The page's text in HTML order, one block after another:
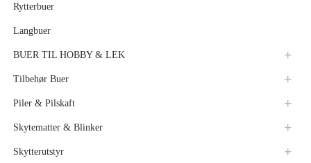
Rytterbuer
Langbuer
BUER TIL HOBBY & LEK
Tilbehør Buer
Piler & Pilskaft
Skytematter & Blinker
Skytterutstyr